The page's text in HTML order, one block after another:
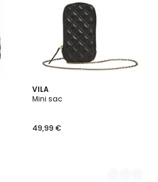
VILA
Mini sac
49,99 €
3
Couleurs